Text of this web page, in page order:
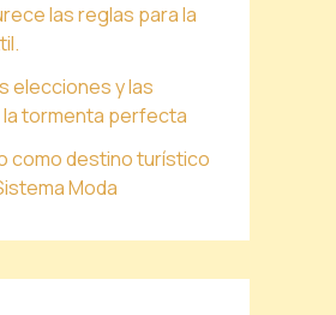
las reglas para la
elecciones y las
tormenta perfecta
como destino turístico
Moda